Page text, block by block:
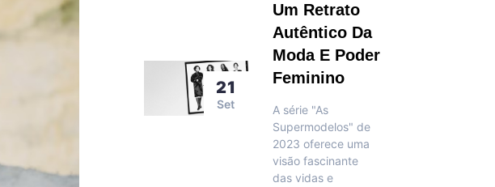
21
Set
Um Retrato
Autêntico Da
Moda E Poder
Feminino
A série "As
Supermodelos" de
2023 oferece uma
visão fascinante
das vidas e